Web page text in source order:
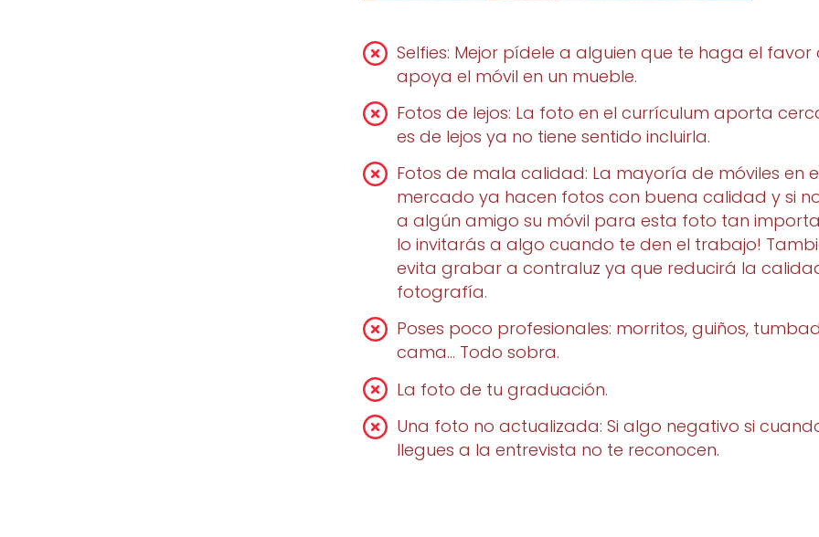
Selfies: Mejor pídele a alguien que te haga el favor
apoya el móvil en un mueble.
Fotos de lejos: La foto en el currículum aporta
es de lejos ya no tiene sentido incluirla.
Fotos de mala calidad: La mayoría de móviles en
mercado ya hacen fotos con buena calidad y si
a algún amigo su móvil para esta foto tan
lo invitarás a algo cuando te den el trabajo!
evita grabar a contraluz ya que reducirá la
fotografía.
Poses poco profesionales: morritos, guiños,
cama… Todo sobra.
La foto de tu graduación.
Una foto no actualizada: Si algo negativo si
llegues a la entrevista no te reconocen.